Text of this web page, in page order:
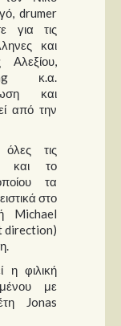
drumer
για τις
και
Αλεξίου,
κ.α.
και
από την
τις
και το
τα
στο
Michael
direction)
η φιλική
με
Jonas